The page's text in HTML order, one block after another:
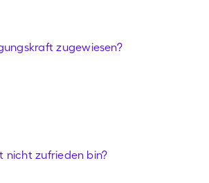
zugewiesen?
nicht zufrieden bin?